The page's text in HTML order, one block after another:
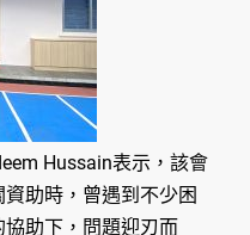
Hussain表示，該會
助時，曾遇到不少困
助下，問題迎刃而